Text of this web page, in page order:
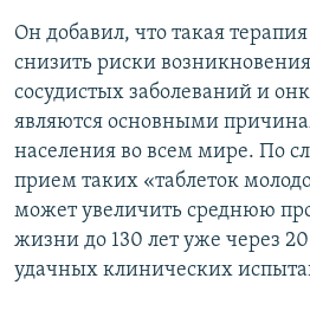
Он добавил, что такая
снизить риски
сосудистых заболеваний и
являются основными
населения во всем мире. По
прием таких «таблеток
может увеличить среднюю
жизни до 130 лет уже через
удачных клинических